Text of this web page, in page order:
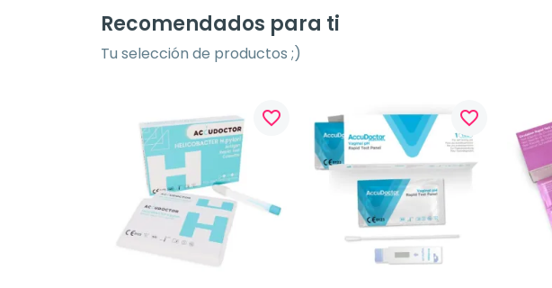
Recomendados para ti
Tu selección de productos ;)
favorite_border favorite_border